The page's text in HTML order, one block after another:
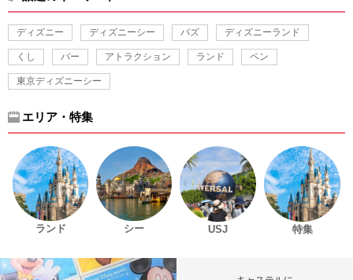
ディズニー ディズニーシー バズ ディズニーランド
くし バー アトラクション ランド ペン
東京ディズニーシー
エリア・特集
ランド シー USJ 特集